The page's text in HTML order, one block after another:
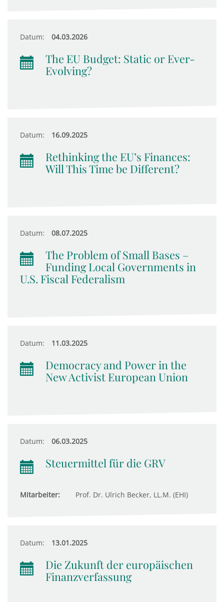
Datum: 04.03.2026
The EU Budget: Static or Ever-
Evolving?
Datum: 16.09.2025
Rethinking the EU’s Finances:
Will This Time be Different?
Datum: 08.07.2025
The Problem of Small Bases –
Funding Local Governments in
U.S. Fiscal Federalism
Datum: 11.03.2025
Democracy and Power in the
New Activist European Union
Datum: 06.03.2025
Steuermittel für die GRV
Mitarbeiter: Prof. Dr. Ulrich Becker, LL.M. (EHI)
Datum: 13.01.2025
Die Zukunft der europäischen
Finanzverfassung